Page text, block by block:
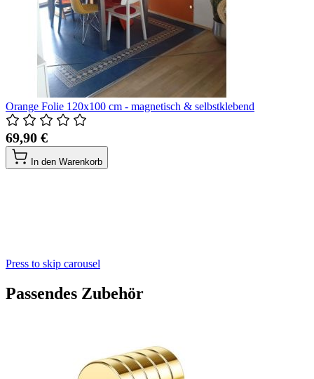
Orange Folie 120x100 cm - magnetisch & selbstklebend
69,90 €
In den Warenkorb
Press to skip carousel
Passendes Zubehör